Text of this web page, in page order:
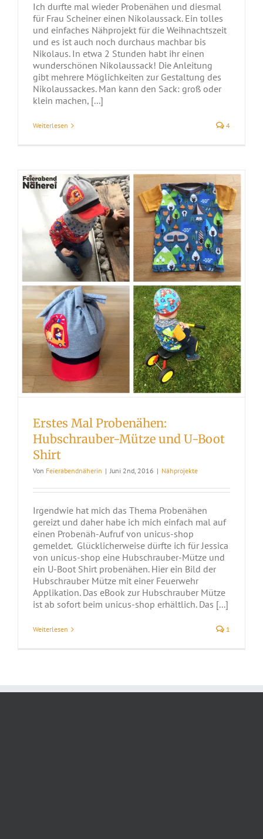
Ich durfte mal wieder Probenähen und diesmal
für Frau Scheiner einen Nikolaussack. Ein tolles
und einfaches Nähprojekt für die Weihnachtszeit
und es ist auch noch durchaus machbar bis
Nikolaus. In etwa 2 Stunden habt ihr einen
wunderschönen Nikolaussack! Die Anleitung
gibt mehrere Möglichkeiten zur Gestaltung des
Nikolaussackes. Man kann den Sack: groß oder
klein machen, [...]
Weiterlesen 4
Erstes Mal Probenähen:
Hubschrauber-Mütze und U-Boot
Shirt
Von Feierabendnäherin | Juni 2nd, 2016 | Nähprojekte
Irgendwie hat mich das Thema Probenähen
gereizt und daher habe ich mich einfach mal auf
einen Probenäh-Aufruf von unicus-shop
gemeldet. Glücklicherweise dürfte ich für Jessica
von unicus-shop eine Hubschrauber-Mütze und
ein U-Boot Shirt probenähen. Hier ein Bild der
Hubschrauber Mütze mit einer Feuerwehr
Applikation. Das eBook zur Hubschrauber Mütze
ist ab sofort beim unicus-shop erhältlich. Das [...]
Weiterlesen 1